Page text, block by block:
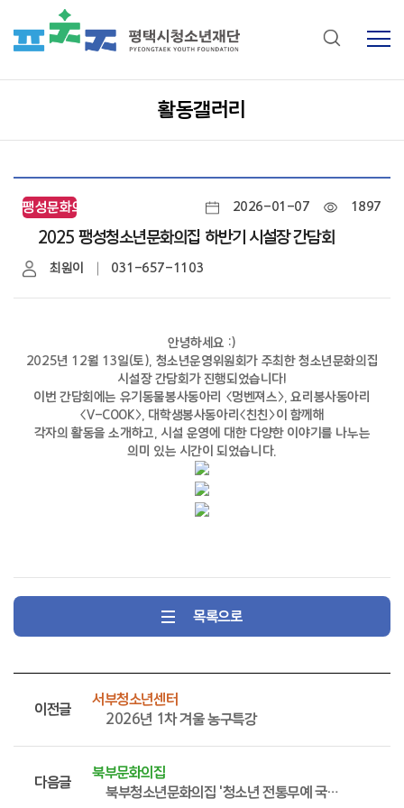
활동갤러리
팽성문화의집 2026-01-07 1897
2025 팽성청소년문화의집 하반기 시설장 간담회
최원이 031-657-1103
안녕하세요 :)
2025년 12월 13일(토), 청소년운영위원회가 주최한 청소년문화의집
시설장 간담회 가 진행되었습니다!
이번 간담회에는 유기동물봉사동아리 〈멍벤져스〉, 요리봉사동아리
〈V-COOK〉, 대학생봉사동아리〈친친〉이 함께해
각자의 활동을 소개하고, 시설 운영에 대한 다양한 이야기를 나누는
의미 있는 시간이 되었습니다.
목록으로
이전글
서부청소년센터
2026년 1차 겨울 농구특강
다음글
북부문화의집
북부청소년문화의집 '청소년 전통무예 국궁체험 명궁'